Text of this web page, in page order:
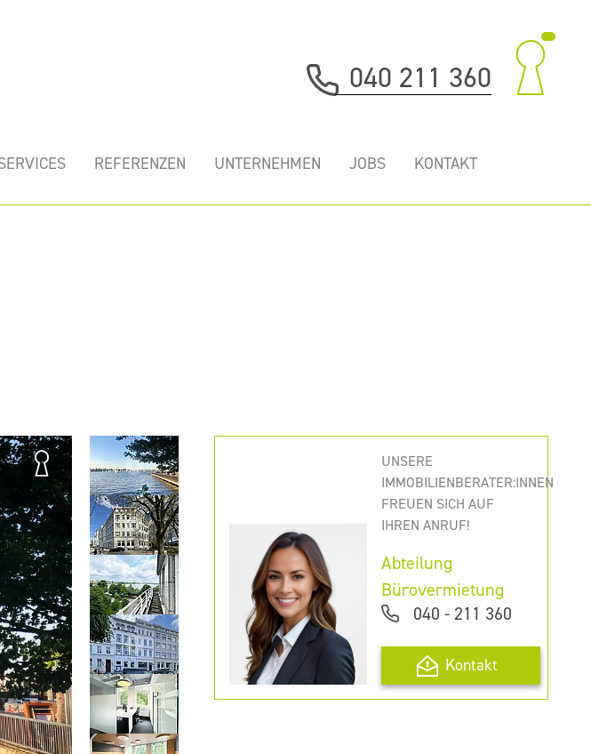
040 211 360
REFERENZEN UNTERNEHMEN JOBS KONTAKT
UNSERE
IMMOBILIENBERATER:INNEN
FREUEN SICH AUF
IHREN ANRUF!
Abteilung
Bürovermietung
040 - 211 360
Kontakt